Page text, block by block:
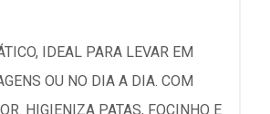
IDEAL PARA LEVAR EM
OU NO DIA A DIA. COM
HIGIENIZA PATAS, FOCINHO E